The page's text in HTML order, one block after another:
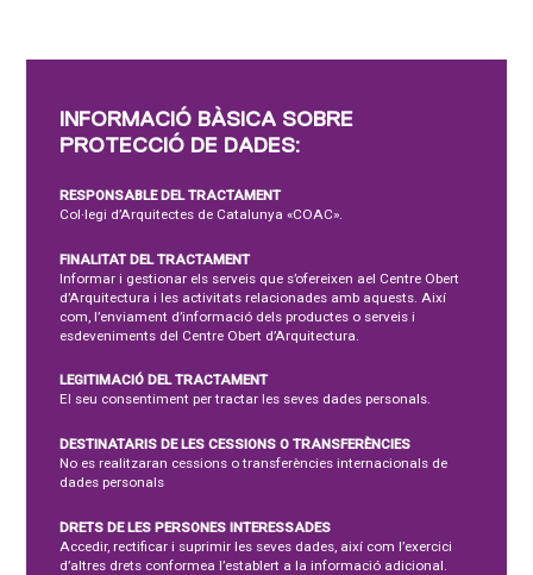
INFORMACIÓ BÀSICA SOBRE
PROTECCIÓ DE DADES:
RESPONSABLE DEL TRACTAMENT
Col·legi d’Arquitectes de Catalunya «COAC».
FINALITAT DEL TRACTAMENT
Informar i gestionar els serveis que s’ofereixen ael Centre Obert
d’Arquitectura i les activitats relacionades amb aquests. Així
com, l’enviament d’informació dels productes o serveis i
esdeveniments del Centre Obert d’Arquitectura.
LEGITIMACIÓ DEL TRACTAMENT
El seu consentiment per tractar les seves dades personals.
DESTINATARIS DE LES CESSIONS O TRANSFERÈNCIES
No es realitzaran cessions o transferències internacionals de
dades personals
DRETS DE LES PERSONES INTERESSADES
Accedir, rectificar i suprimir les seves dades, així com l’exercici
d’altres drets conformea l’establert a la informació adicional.